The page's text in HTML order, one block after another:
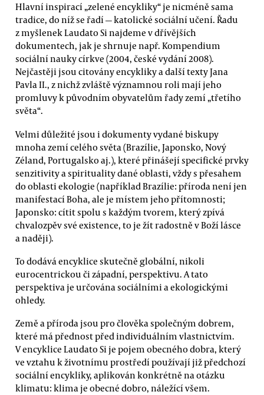
Hlavní inspirací „zelené encykliky“ je nicméně sama
tradice, do níž se řadí — katolické sociální učení. Řadu
z myšlenek Laudato Si najdeme v dřívějších
dokumentech, jak je shrnuje např. Kompendium
sociální nauky církve (2004, české vydání 2008).
Nejčastěji jsou citovány encykliky a další texty Jana
Pavla II., z nichž zvláště významnou roli mají jeho
promluvy k původním obyvatelům řady zemí „třetího
světa“.
Velmi důležité jsou i dokumenty vydané biskupy
mnoha zemí celého světa (Brazílie, Japonsko, Nový
Zéland, Portugalsko aj.), které přinášejí specifické prvky
senzitivity a spirituality dané oblasti, vždy s přesahem
do oblasti ekologie (například Brazílie: příroda není jen
manifestací Boha, ale je místem jeho přítomnosti;
Japonsko: cítit spolu s každým tvorem, který zpívá
chvalozpěv své existence, to je žít radostně v Boží lásce
a naději).
To dodává encyklice skutečně globální, nikoli
eurocentrickou či západní, perspektivu. A tato
perspektiva je určována sociálními a ekologickými
ohledy.
Země a příroda jsou pro člověka společným dobrem,
které má přednost před individuálním vlastnictvím.
V encyklice Laudato Si je pojem obecného dobra, který
ve vztahu k životnímu prostředí používají již předchozí
sociální encykliky, aplikován konkrétně na otázku
klimatu: klima je obecné dobro, náležící všem.